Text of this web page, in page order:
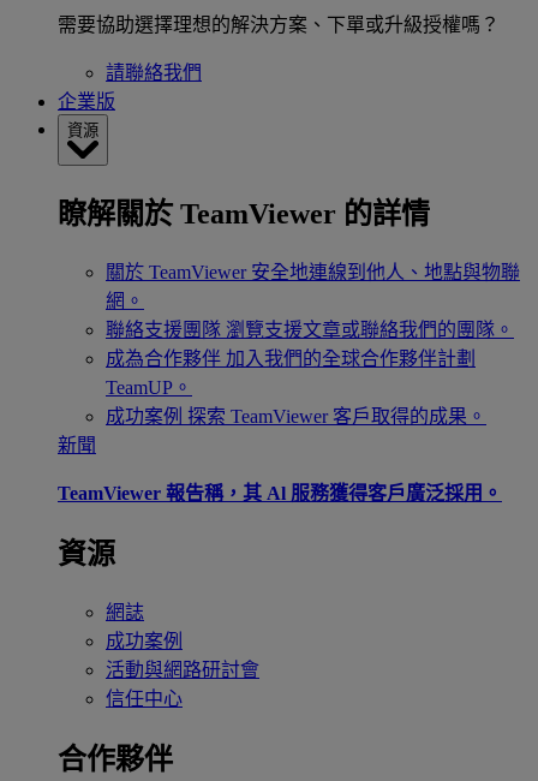
需要協助選擇理想的解決方案、下單或升級授權嗎？
請聯絡我們
企業版
資源
瞭解關於 TeamViewer 的詳情
關於 TeamViewer 安全地連線到他人、地點與物聯
網。
聯絡支援團隊 瀏覽支援文章或聯絡我們的團隊。
成為合作夥伴 加入我們的全球合作夥伴計劃
TeamUP。
成功案例 探索 TeamViewer 客戶取得的成果。
新聞
TeamViewer 報告稱，其 Al 服務獲得客戶廣泛採用。
資源
網誌
成功案例
活動與網路研討會
信任中心
合作夥伴